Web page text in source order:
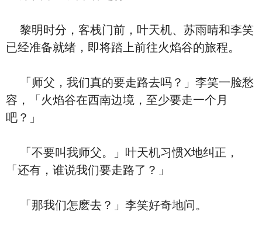
黎明时分，客栈门前，叶天机、苏雨晴和李笑
已经准备就绪，即将踏上前往火焰谷的旅程。
「师父，我们真的要走路去吗？」李笑一脸愁
容，「火焰谷在西南边境，至少要走一个月
吧？」
「不要叫我师父。」叶天机习惯X地纠正，
「还有，谁说我们要走路了？」
「那我们怎麽去？」李笑好奇地问。